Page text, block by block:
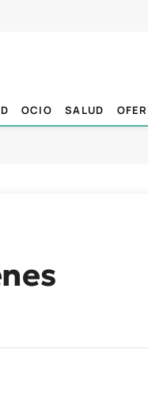
OCIO SALUD